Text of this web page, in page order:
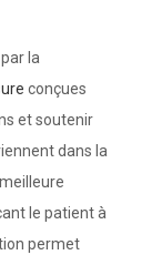
la
conçues
et soutenir
dans la
le patient à
permet